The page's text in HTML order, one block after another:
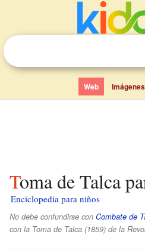
Web Imágenes
Toma de Talca
Enciclopedia para niños
No debe confundirse con Combate de
con la Toma de Talca (1859) de la